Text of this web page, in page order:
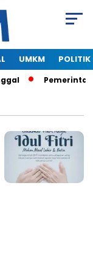
UMKM POLITIK